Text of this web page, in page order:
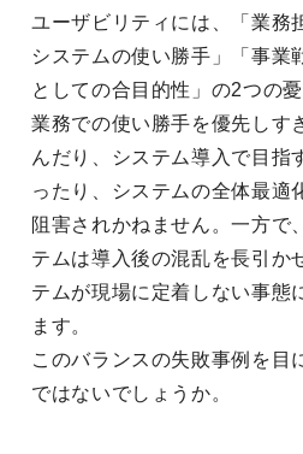
ユーザビリティには、「業務
システムの使い勝手」「事業
としての合目的性」の2つの
業務での使い勝手を優先しす
んだり、システム導入で目指
ったり、システムの全体最適
阻害されかねません。一方で
テムは導入後の混乱を長引か
テムが現場に定着しない事態
ます。
このバランスの失敗事例を目
ではないでしょうか。